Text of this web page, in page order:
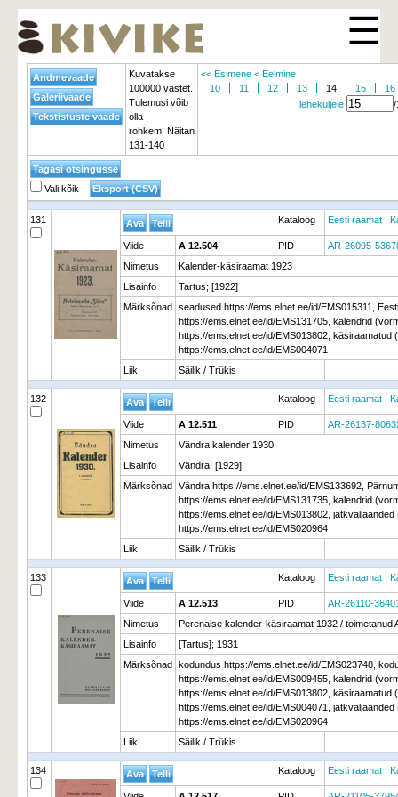
☰
Kuvatakse
100000 vastet.
Tulemusi võib
olla
rohkem. Näitan
131-140
<< Esimene < Eelmine
10
11 12 13 14 15
16
leheküljele
/
Vali kõik
131 Kataloog Eesti raamat :
Viide A 12.504 PID
AR-26095-
Nimetus
Kalender-käsiraamat 1923
Lisainfo
Tartus; [1922]
Märksõnad seadused https://ems.elnet.ee/id/EMS015311,
https://ems.elnet.ee/id/EMS131705, kalendrid
https://ems.elnet.ee/id/EMS013802, käsiraamatud
https://ems.elnet.ee/id/EMS004071
Liik
Säilik / Trükis
132 Kataloog Eesti raamat :
Viide A 12.511 PID
AR-26137-
Nimetus
Vändra kalender 1930.
Lisainfo
Vändra; [1929]
Märksõnad Vändra https://ems.elnet.ee/id/EMS133692,
https://ems.elnet.ee/id/EMS131735, kalendrid
https://ems.elnet.ee/id/EMS013802,
https://ems.elnet.ee/id/EMS020964
Liik
Säilik / Trükis
133 Kataloog Eesti raamat :
Viide A 12.513 PID
AR-26110-
Nimetus
Perenaise kalender-käsiraamat 1932 / toimetanud
Lisainfo
[Tartus]; 1931
Märksõnad kodundus https://ems.elnet.ee/id/EMS023748,
https://ems.elnet.ee/id/EMS009455, kalendrid
https://ems.elnet.ee/id/EMS013802, käsiraamatud
https://ems.elnet.ee/id/EMS004071,
https://ems.elnet.ee/id/EMS020964
Liik
Säilik / Trükis
134 Kataloog Eesti raamat :